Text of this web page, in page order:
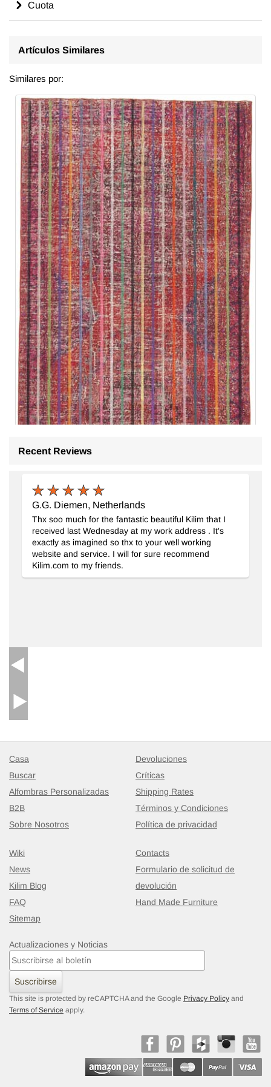
Cuota
Artículos Similares
Similares por:
Alfombra Turca bordada sobre teñida vintage
138 cm x 390 cm
$879
Recent Reviews
G.G. Diemen, Netherlands
Thx soo much for the fantastic beautiful Kilim that I
received last Wednesday at my work address . It's
exactly as imagined so thx to your well working
website and service. I will for sure recommend
Kilim.com to my friends.
Casa
Buscar
Alfombras Personalizadas
B2B
Sobre Nosotros
Devoluciones
Críticas
Shipping Rates
Términos y Condiciones
Política de privacidad
Wiki
News
Kilim Blog
FAQ
Sitemap
Contacts
Formulario de solicitud de
devolución
Hand Made Furniture
Actualizaciones y Noticias
Suscribirse
This site is protected by reCAPTCHA and the Google Privacy Policy and
Terms of Service apply.